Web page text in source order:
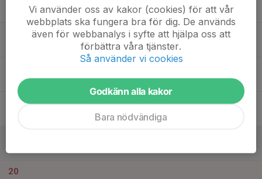
20
Vi använder oss av kakor (cookies) för att vår
webbplats ska fungera bra för dig. De används
även för webbanalys i syfte att hjälpa oss att
förbättra våra tjänster.
Så använder vi cookies
Godkänn alla kakor
Bara nödvändiga